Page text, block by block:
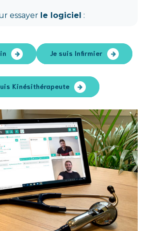
essayer le logiciel :
Je suis Infirmier
Kinésithérapeute